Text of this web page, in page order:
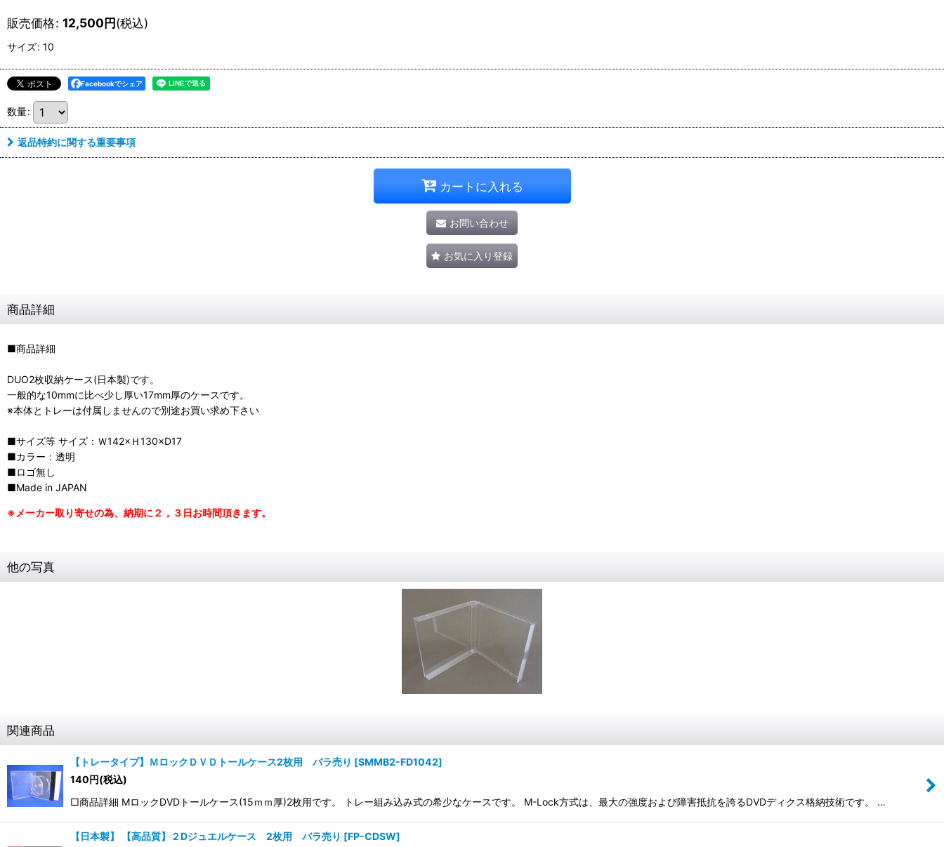
販売価格: 12,500円(税込)
サイズ: 10
Facebookでシェア
数量:
返品特約に関する重要事項
カートに入れる
お問い合わせ
お気に入り登録
商品詳細
■商品詳細
DUO2枚収納ケース(日本製)です。
一般的な10mmに比べ少し厚い17mm厚のケースです。
※本体とトレーは付属しませんので別途お買い求め下さい
■サイズ等 サイズ：Ｗ142×Ｈ130×D17
■カラー：透明
■ロゴ無し
■Made in JAPAN
※メーカー取り寄せの為、納期に２，３日お時間頂きます。
他の写真
関連商品
【トレータイプ】ＭロックＤＶＤトールケース2枚用 バラ売り [SMMB2-FD1042]
140円(税込)
□商品詳細 MロックDVDトールケース(15ｍｍ厚)2枚用です。 トレー組み込み式の希少なケースです。 M-Lock方式は、最大の強度および障害抵抗を誇るDVDディクス格納技術です。 …
【日本製】 【高品質】２Dジュエルケース 2枚用 バラ売り [FP-CDSW]